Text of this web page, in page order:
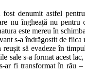
fost denumit astfel
nu îngheață nu
este mereu în
s-a îndrăgostit de
să evadeze în
s-a format acest
ar fi transformat în rău –